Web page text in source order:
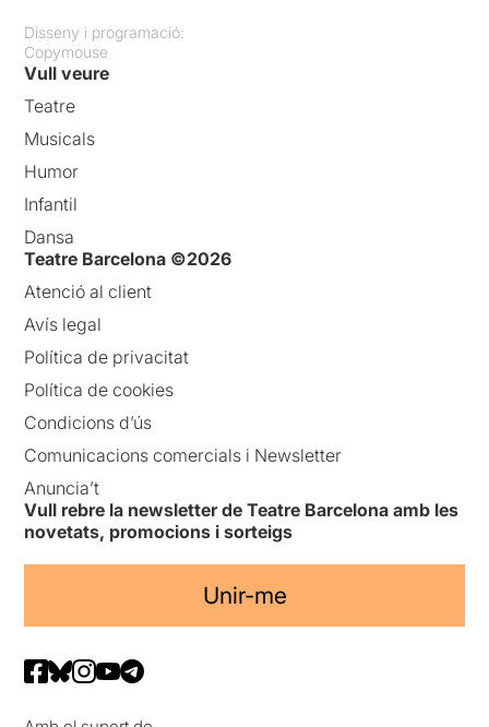
Disseny i programació:
Copymouse
Vull veure
Teatre
Musicals
Humor
Infantil
Dansa
Teatre Barcelona ©2026
Atenció al client
Avís legal
Política de privacitat
Política de cookies
Condicions d’ús
Comunicacions comercials i Newsletter
Anuncia’t
Vull rebre la newsletter de Teatre Barcelona amb les
novetats, promocions i sorteigs
Unir-me